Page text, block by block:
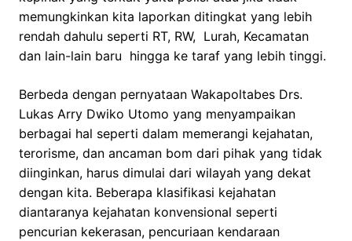
memungkinkan kita laporkan ditingkat yang lebih
rendah dahulu seperti RT, RW, Lurah, Kecamatan
dan lain-lain baru hingga ke taraf yang lebih tinggi.
Berbeda dengan pernyataan Wakapoltabes Drs.
Lukas Arry Dwiko Utomo yang menyampaikan
berbagai hal seperti dalam memerangi kejahatan,
terorisme, dan ancaman bom dari pihak yang tidak
diinginkan, harus dimulai dari wilayah yang dekat
dengan kita. Beberapa klasifikasi kejahatan
diantaranya kejahatan konvensional seperti
pencurian kekerasan, pencuriaan kendaraan